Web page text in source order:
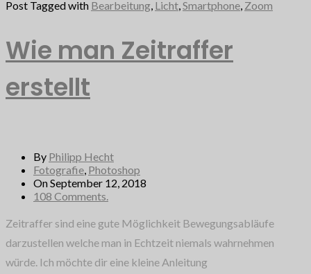
Post Tagged with Bearbeitung, Licht,Smartphone, Zoom
Wie man Zeitraffer
erstellt
By Philipp Hecht
Fotografie, Photoshop
On September 12, 2018
108 Comments.
Zeitraffer sind eine gute Möglichkeit Bewegungsabläufe
darzustellen welche man in Echtzeit niemals wahrnehmen
würde. Ich möchte dir eine kleine Anleitung